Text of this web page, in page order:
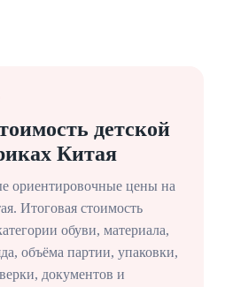
детской
Китая
ориентировочные цены на
Итоговая стоимость
обуви, материала,
объёма партии, упаковки,
документов и